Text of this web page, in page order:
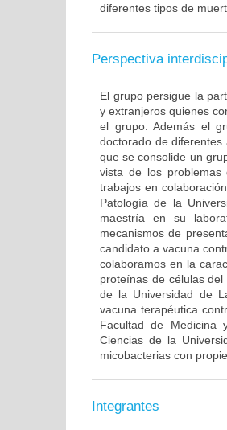
diferentes tipos de
Perspectiva
El grupo persigue la
y extranjeros quienes
el grupo. Además el
doctorado de
que se consolide un
vista de los problemas
trabajos en
Patología de la
maestría en su
mecanismos de
candidato a vacuna
colaboramos en la
proteínas de células
de la Universidad de
vacuna terapéutica
Facultad de Medicina
Ciencias de la
micobacterias con
Integrantes